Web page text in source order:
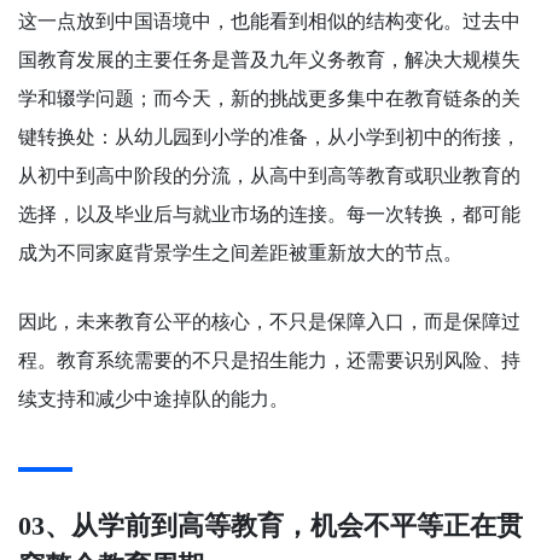
这一点放到中国语境中，也能看到相似的结构变化。过去中
国教育发展的主要任务是普及九年义务教育，解决大规模失
学和辍学问题；而今天，新的挑战更多集中在教育链条的关
键转换处：从幼儿园到小学的准备，从小学到初中的衔接，
从初中到高中阶段的分流，从高中到高等教育或职业教育的
选择，以及毕业后与就业市场的连接。每一次转换，都可能
成为不同家庭背景学生之间差距被重新放大的节点。
因此，未来教育公平的核心，不只是保障入口，而是保障过
程。教育系统需要的不只是招生能力，还需要识别风险、持
续支持和减少中途掉队的能力。
03、从学前到高等教育，机会不平等正在贯